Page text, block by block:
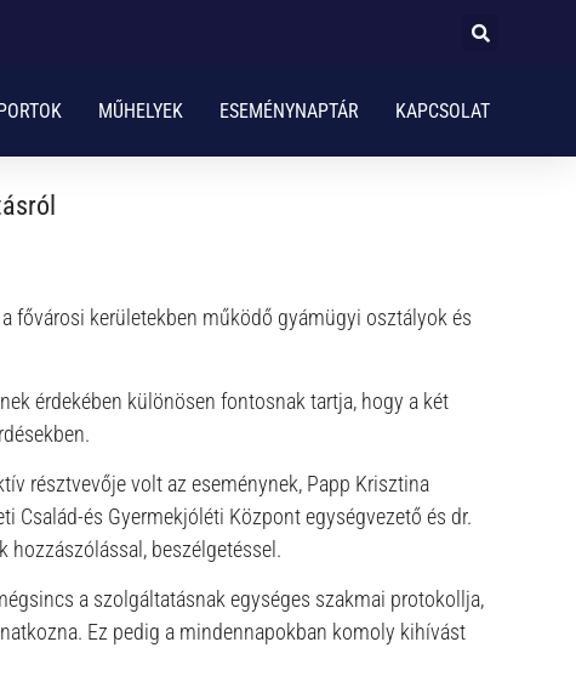
MŰHELYEK ESEMÉNYNAPTÁR KAPCSOLAT
fővárosi kerületekben működő gyámügyi osztályok és
érdekében különösen fontosnak tartja, hogy a két
résztvevője volt az eseménynek, Papp Krisztina
Család-és Gyermekjóléti Központ egységvezető és dr.
hozzászólással, beszélgetéssel.
a szolgáltatásnak egységes szakmai protokollja,
Ez pedig a mindennapokban komoly kihívást